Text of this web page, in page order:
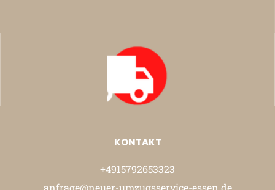
KONTAKT
+4915792653323
anfrage@neuer-umzugsservice-essen.de